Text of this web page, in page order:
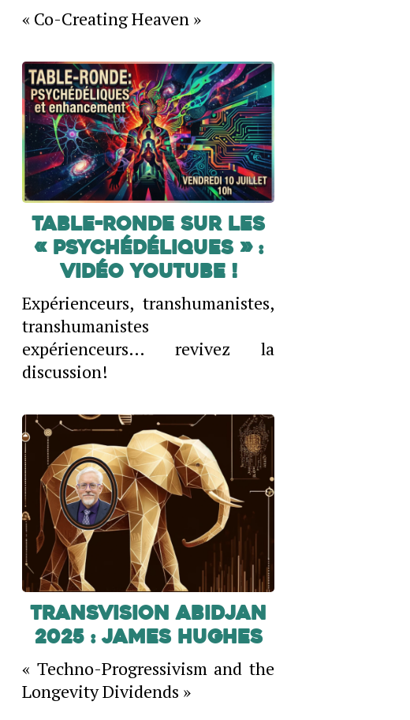
« Co-Creating Heaven »
Table-ronde sur les
« psychédéliques » :
vidéo YouTube !
Expérienceurs, transhumanistes,
transhumanistes
expérienceurs… revivez la
discussion!
TransVision Abidjan
2025 : James Hughes
« Techno-Progressivism and the
Longevity Dividends »